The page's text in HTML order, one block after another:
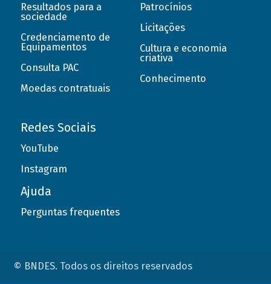
Resultados para a
sociedade
Credenciamento de
Equipamentos
Consulta PAC
Moedas contratuais
Patrocínios
Licitações
Cultura e economia
criativa
Conhecimento
Redes Sociais
YouTube
Instagram
Ajuda
Perguntas frequentes
© BNDES. Todos os direitos reservados